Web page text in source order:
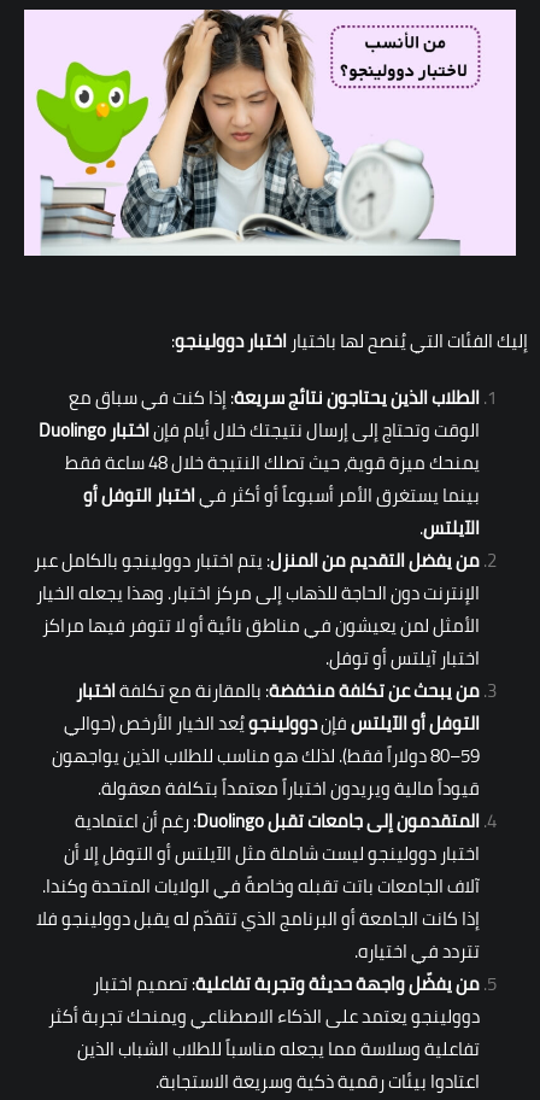
إليك الفئات التي يُنصح لها باختيار اختبار دوولينجو:
الطلاب الذين يحتاجون نتائج سريعة: إذا كنت في سباق مع
الوقت وتحتاج إلى إرسال نتيجتك خلال أيام فإناختبار
يمنحك ميزة قوية، حيث تصلك النتيجة خلال 48 ساعة فقط
بينما يستغرق الأمر أسبوعاً أو أكثر فياختبار التوفل أو
الآيلتس.
من يفضل التقديم من المنزل: يتم اختبار دوولينجو بالكامل عبر
الإنترنت دون الحاجة للذهاب إلى مركز اختبار. وهذا يجعله الخيار
الأمثل لمن يعيشون في مناطق نائية أو لا تتوفر فيها مراكز
اختبار آيلتس أو توفل.
من يبحث عن تكلفة منخفضة: بالمقارنة مع تكلفةاختبار
التوفل أو الآيلتسفإندوولينجويُعد الخيار الأرخص (حوالي
59–80 دولاراً فقط). لذلك هو مناسب للطلاب الذين يواجهون
قيوداً مالية ويريدون اختباراً معتمداً بتكلفة معقولة.
المتقدمون إلى جامعات تقبلDuolingo: رغم أن اعتمادية
اختبار دوولينجو ليست شاملة مثل الآيلتس أو التوفل إلا أن
آلاف الجامعات باتت تقبله وخاصةً في الولايات المتحدة وكندا.
إذا كانت الجامعة أو البرنامج الذي تتقدّم له يقبل دوولينجو فلا
تتردد في اختياره.
من يفضّل واجهة حديثة وتجربة تفاعلية: تصميم اختبار
دوولينجو يعتمد على الذكاء الاصطناعي ويمنحك تجربة أكثر
تفاعلية وسلاسة مما يجعله مناسباً للطلاب الشباب الذين
اعتادوا بيئات رقمية ذكية وسريعة الاستجابة.